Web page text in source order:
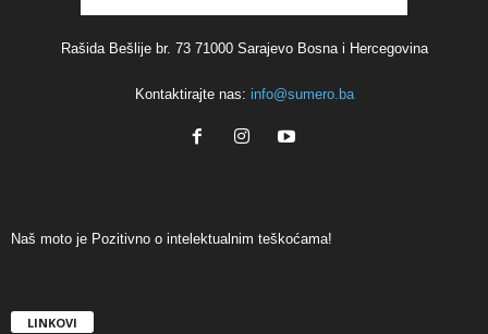
Rašida Bešlije br. 73 71000 Sarajevo Bosna i Hercegovina
Kontaktirajte nas: info@sumero.ba
Naš moto je Pozitivno o intelektualnim teškoćama!
LINKOVI